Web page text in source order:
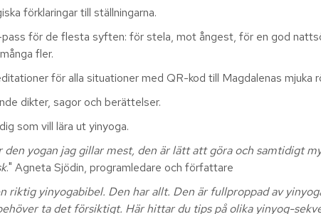
förklaringar till ställningarna.
för de flesta syften: för stela, mot ångest, för en god
fler.
för alla situationer med QR-kod till Magdalenas mjuka
dikter, sagor och berättelser.
som vill lära ut yinyoga.
den yogan jag gillar mest, den är lätt att göra och samtidigt
." Agneta Sjödin, programledare och författare
riktig yinyogabibel. Den har allt. Den är fullproppad av
ta det försiktigt. Här hittar du tips på olika yinyog-